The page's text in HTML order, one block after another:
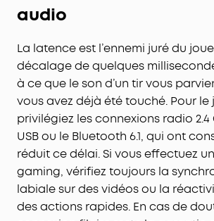
audio
La latence est l’ennemi juré du
décalage de quelques
à ce que le son d’un tir vous
vous avez déjà été touché. Pour
privilégiez les connexions radio
USB ou le Bluetooth 6.1, qui ont
réduit ce délai. Si vous effectuez
gaming, vérifiez toujours la
labiale sur des vidéos ou la
des actions rapides. En cas de